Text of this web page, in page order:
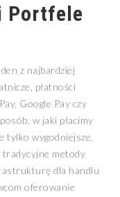
Portfele
z najbardziej
płatności
Google Pay czy
w jaki płacimy
tylko wygodniejsze,
tradycyjne metody
dla handlu
oferowanie